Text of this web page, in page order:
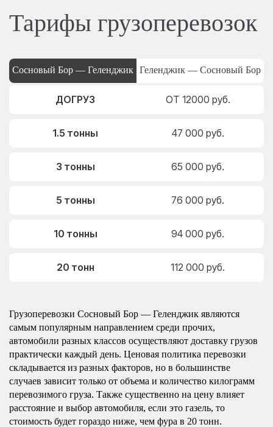
Тарифы грузоперевозок
Сосновый Бор — Геленджик Геленджик — Сосновый Бор
ДОГРУЗ ОТ 12000 руб.
1.5 тонны 47 000 руб.
3 тонны 65 000 руб.
5 тонны 76 000 руб.
10 тонны 94 000 руб.
20 тонн 112 000 руб.
Грузоперевозки Сосновый Бор — Геленджик являются
самым популярным направлением среди прочих,
автомобили разных классов осуществляют доставку грузов
практически каждый день. Ценовая политика перевозки
складывается из разных факторов, но в большинстве
случаев зависит только от объема и количество килограмм
перевозимого груза. Также существенно на цену влияет
расстояние и выбор автомобиля, если это газель, то
стоимость будет гораздо ниже, чем фура в 20 тонн.